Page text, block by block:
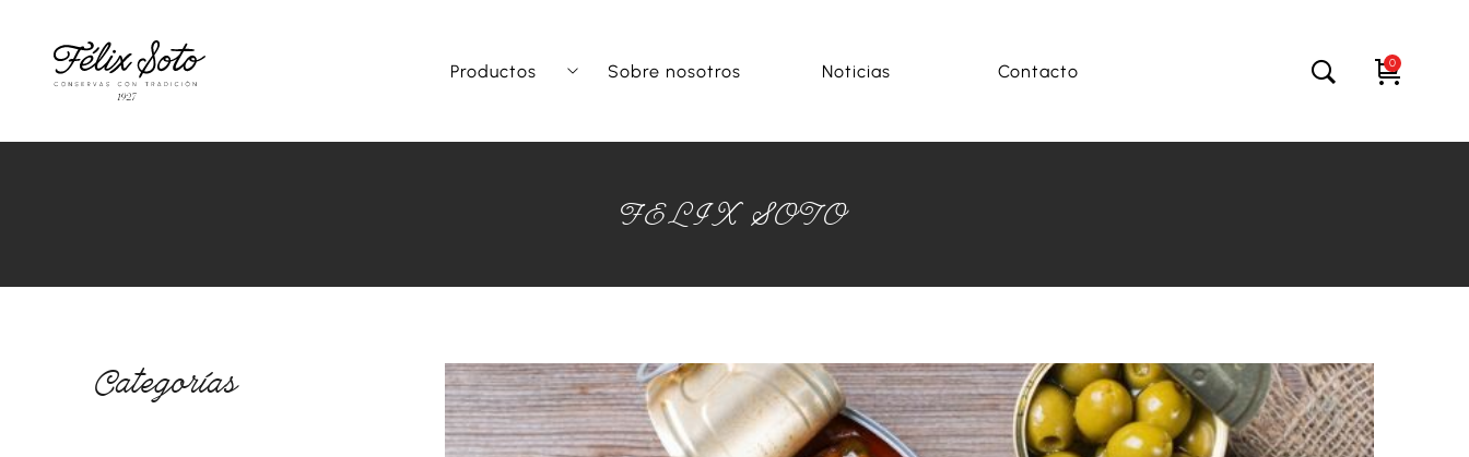
Productos Sobre nosotros Noticias Contacto 0
FELIX SOTO
Categorías